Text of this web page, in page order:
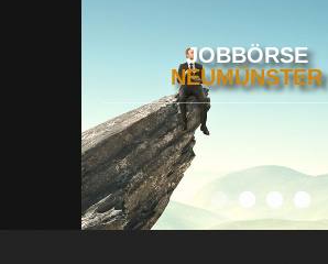
JOBBÖRSE
NEUMÜNSTER
0 1 2 3